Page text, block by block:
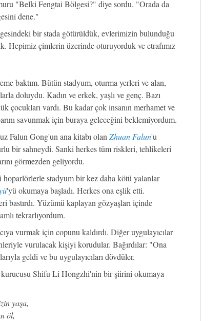
"Belki Fengtai Bölgesi?" diye sordu. "Orada da
dene."
bir stada götürüldük, evlerimizin bulunduğu
Hepimiz çimlerin üzerinde oturuyorduk ve etrafımız
baktım. Bütün stadyum, oturma yerleri ve alan,
doluydu. Kadın ve erkek, yaşlı ve genç. Bazı
çocukları vardı. Bu kadar çok insanın merhamet ve
savunmak için buraya geleceğini beklemiyordum.
Falun Gong'un ana kitabı olan Zhuan Falun'u
bir sahneydi. Sanki herkes tüm riskleri, tehlikeleri
görmezden geliyordu.
hoparlörlerle stadyum bir kez daha kötü yalanlar
'yü okumaya başladı. Herkes ona eşlik etti.
bastırdı. Yüzümü kaplayan gözyaşları içinde
tekrarlıyordum.
vurmak için copunu kaldırdı. Diğer uygulayıcılar
vurulacak kişiyi korudular. Bağırdılar: "Ona
geldi ve bu uygulayıcıları dövdüler.
kurucusu Shifu Li Hongzhi'nin bir şiirini okumaya
yaşa,
öl,